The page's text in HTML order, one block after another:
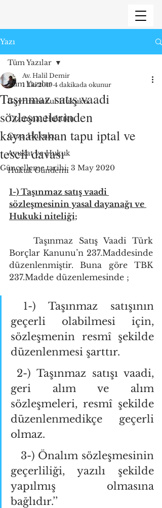
Yazı
Tüm Yazılar
Gayrimenkul Hukuku
Tazminat Hukuku
Ceza Hukuku
Avukat ve Hukuk
Hukuk Gündemi
Tüm Yazılar
Taşınmaz satış vaadi
sözleşmelerinden
kaynaklanan tapu iptal ve
tescil davası
Av. Halil Demir
1 Eki 2019 4 dakikada okunur
Güncelleme tarihi: 3 May 2020
1-) Taşınmaz satış vaadi
sözleşmesinin yasal dayanağı ve
Hukuki niteliği;
Borçlar Kanunu’n 237.Maddesinde
düzenlenmiştir. Buna göre TBK
237.Madde düzenlemesinde ;
geçerli olabilmesi için,
sözleşmenin resmî şekilde
düzenlenmesi şarttır.
geri alım ve alım
sözleşmeleri, resmî şekilde
düzenlenmedikçe geçerli
olmaz.
geçerliliği, yazılı şekilde
yapılmış olmasına
bağlıdır.’’